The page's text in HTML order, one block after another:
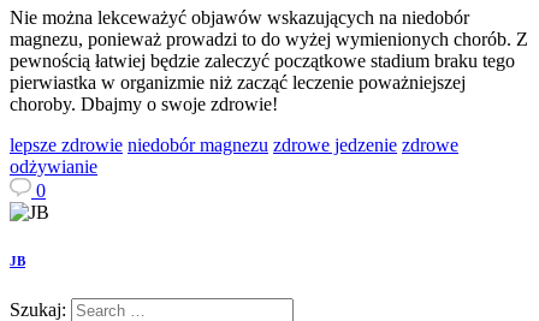
Nie można lekceważyć objawów wskazujących na niedobór
magnezu, ponieważ prowadzi to do wyżej wymienionych chorób. Z
pewnością łatwiej będzie zaleczyć początkowe stadium braku tego
pierwiastka w organizmie niż zacząć leczenie poważniejszej
choroby. Dbajmy o swoje zdrowie!
lepsze zdrowie niedobór magnezu zdrowe jedzenie zdrowe
odżywianie
0
JB
Szukaj: